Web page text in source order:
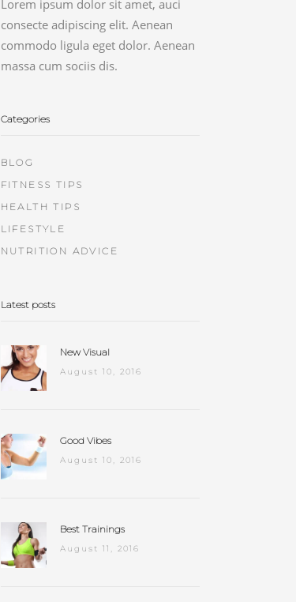
Lorem ipsum dolor sit amet, auci
consecte adipiscing elit. Aenean
commodo ligula eget dolor. Aenean
massa cum sociis dis.
Categories
BLOG
FITNESS TIPS
HEALTH TIPS
LIFESTYLE
NUTRITION ADVICE
Latest posts
New Visual
August 10, 2016
Good Vibes
August 10, 2016
Best Trainings
August 11, 2016